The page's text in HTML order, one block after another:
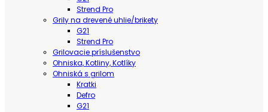
Strend Pro
Grily na drevené uhlie/brikety
G21
Strend Pro
Grilovacie príslušenstvo
Ohniska, Kotliny, Kotlíky
Ohniská s grilom
Kratki
Defro
G21